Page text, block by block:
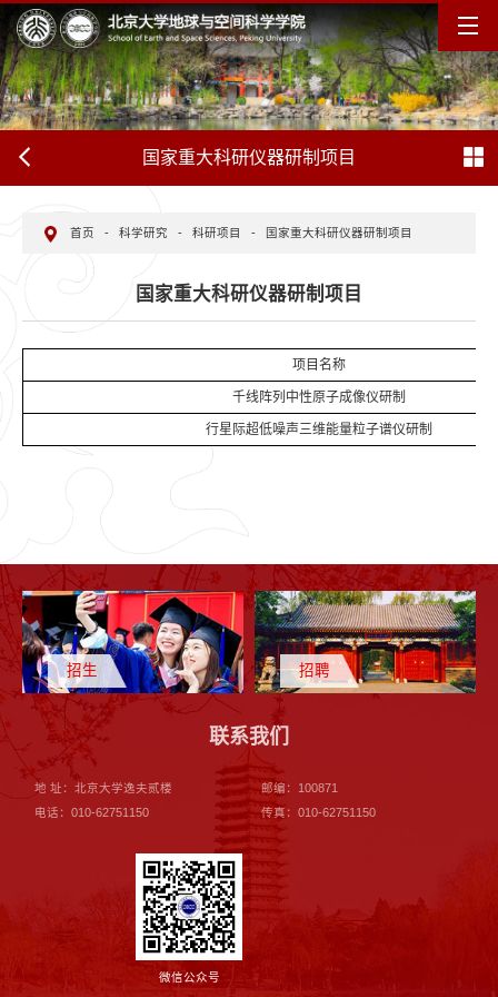
国家重大科研仪器研制项目
首页 - 科学研究 - 科研项目 - 国家重大科研仪器研制项目
国家重大科研仪器研制项目
项目名称
千线阵列中性原子成像仪研制
行星际超低噪声三维能量粒子谱仪研制
招生 招聘
联系我们
地 址：北京大学逸夫贰楼
邮编：100871
电话：010-62751150
传真：010-62751150
微信公众号